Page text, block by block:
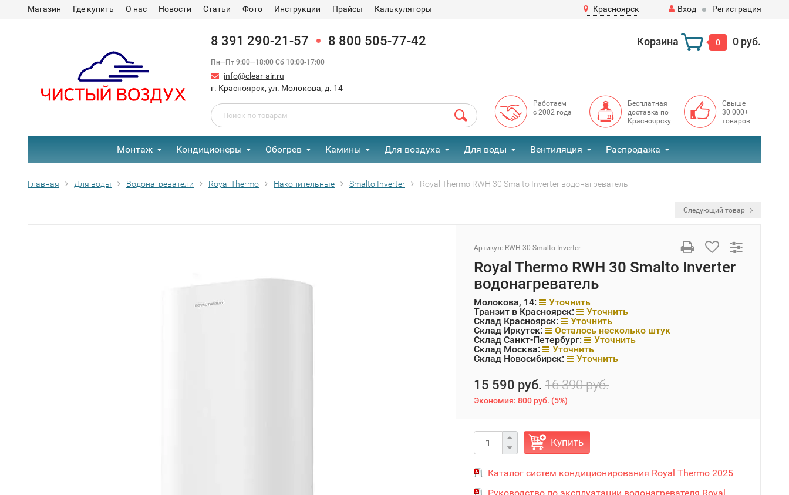
Магазин Где купить О нас Новости Статьи Фото Инструкции Прайсы Калькуляторы Красноярск Вход Регистрация
8 391 290-21-57 8 800 505-77-42
Пн—Пт 9:00—18:00 Сб 10:00-17:00
info@clear-air.ru
г. Красноярск, ул. Молокова, д. 14
Корзина 0 0 руб.
Работаем
с 2002 года
Бесплатная
доставка по
Красноярску
Свыше
30 000+
товаров
Монтаж Кондиционеры Обогрев Камины Для воздуха Для воды Вентиляция Распродажа
Главная Для воды Водонагреватели Royal Thermo Накопительные Smalto Inverter Royal Thermo RWH 30 Smalto Inverter водонагреватель
Следующий товар
Артикул: RWH 30 Smalto Inverter
Royal Thermo RWH 30 Smalto Inverter
водонагреватель
Молокова, 14:
Уточнить
Транзит в Красноярск:
Уточнить
Склад Красноярск:
Уточнить
Склад Иркутск:
Осталось несколько штук
Склад Санкт-Петербург:
Уточнить
Склад Москва:
Уточнить
Склад Новосибирск:
Уточнить
15 590 руб. 16 390 руб.
Экономия: 800 руб. (5%)
Купить
Каталог систем кондиционирования Royal Thermo 2025